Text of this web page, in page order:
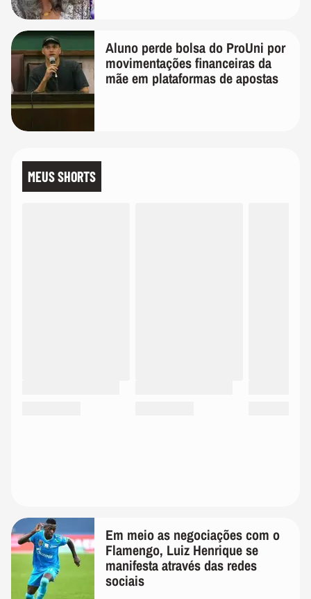
Aluno perde bolsa do ProUni por
movimentações financeiras da
mãe em plataformas de apostas
MEUS SHORTS
Em meio as negociações com o
Flamengo, Luiz Henrique se
manifesta através das redes
sociais